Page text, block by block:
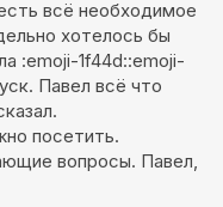
всё необходимое
хотелось бы
:emoji-1f44d::emoji-
Павел всё что
посетить.
вопросы. Павел,